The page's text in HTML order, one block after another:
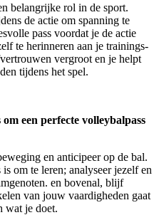
belangrijke rol in de sport.
de actie ⁤om ⁤spanning te
​pass‍ voordat je de actie
te herinneren aan​ je trainings-
vergroot en je helpt
tijdens ⁣het spel.
⁣een ​perfecte volleybalpass
en⁣ anticipeer ​op de bal.
om te ⁢leren; ‍analyseer jezelf en
en bovenal, blijf
van jouw vaardigheden gaat
wat‌ je doet.